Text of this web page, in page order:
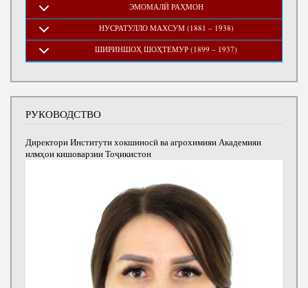
ЭМОМАЛӢ РАҲМОН
НУСРАТУЛЛО МАХСУМ (1881 – 1938)
ШИРИНШОҲ ШОҲТЕМУР (1899 – 1937)
РУКОВОДСТВО
Директори Институти хокшиносӣ ва агрохимияи Академияи
илмҳои кишоварзии Тоҷикистон